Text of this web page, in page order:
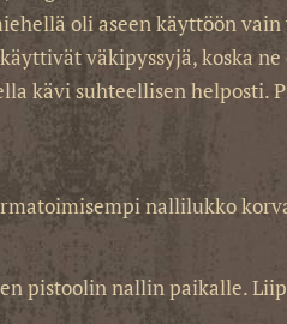
oli aseen käyttöön
väkipyssyjä, koska
kävi suhteellisen helposti.
nallilukko
pistoolin nallin paikalle.